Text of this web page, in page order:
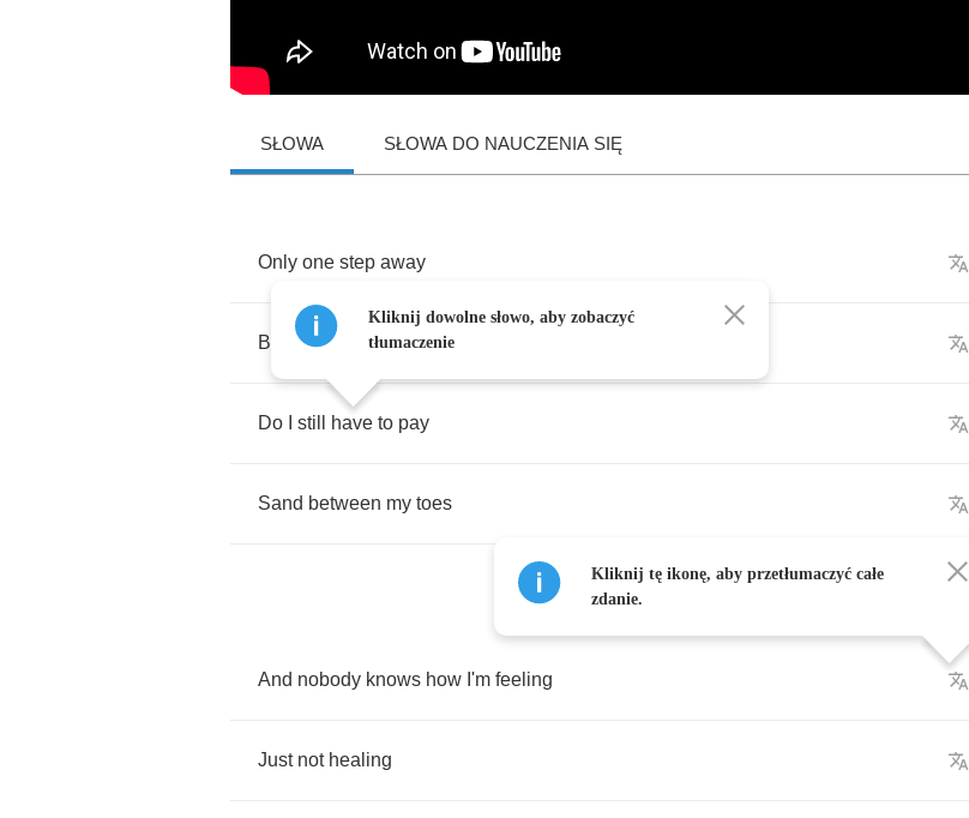
SŁOWA SŁOWA DO NAUCZENIA SIĘ
Only one step away
Before I touch the bay
Do still have to pay
Sand between my toes
And nobody knows how I'm feeling
Just not healing
Kliknij dowolne słowo, aby zobaczyć
tłumaczenie
Kliknij tę ikonę, aby przetłumaczyć całe
zdanie.